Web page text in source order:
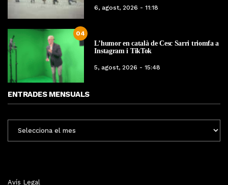
6, agost, 2026 - 11:18
04
L’humor en català de Cesc Sarri triomfa a
Instagram i TikTok
5, agost, 2026 - 15:48
ENTRADES MENSUALS
MENSUALS
Avís Legal